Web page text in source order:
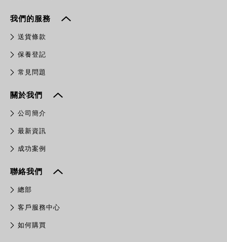
我們的服務
送貨條款
保養登記
常見問題
關於我們
公司簡介
最新資訊
成功案例
聯絡我們
總部
客戶服務中心
如何購買